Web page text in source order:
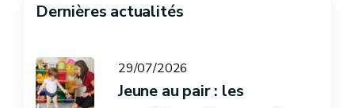
Dernières actualités
29/07/2026
Jeune au pair : les